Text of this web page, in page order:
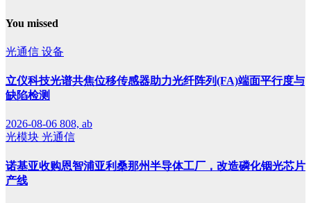
You missed
光通信 设备
立仪科技光谱共焦位移传感器助力光纤阵列(FA)端面平行度与
缺陷检测
2026-08-06 808, ab
光模块 光通信
诺基亚收购恩智浦亚利桑那州半导体工厂，改造磷化铟光芯片
产线